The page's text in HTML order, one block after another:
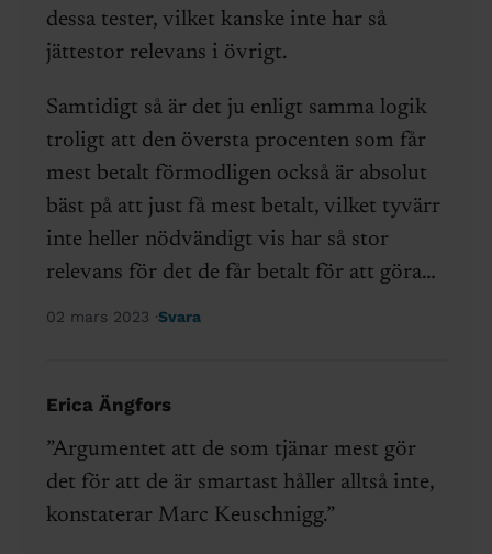
dessa tester, vilket kanske inte har så
jättestor relevans i övrigt.
Samtidigt så är det ju enligt samma logik
troligt att den översta procenten som får
mest betalt förmodligen också är absolut
bäst på att just få mest betalt, vilket tyvärr
inte heller nödvändigt vis har så stor
relevans för det de får betalt för att göra…
02 mars 2023 Svara
Erica Ängfors
”Argumentet att de som tjänar mest gör
det för att de är smartast håller alltså inte,
konstaterar Marc Keuschnigg.”